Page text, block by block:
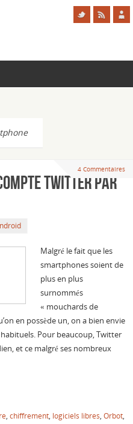
4 Commentaires
Twitter par
Malgré le fait que les
smartphones soient de
plus en plus
surnommés
« mouchards de
en possède un, on a bien envie
Pour beaucoup, Twitter
et ce malgré ses nombreux
, chiffrement, logiciels libres, Orbot,